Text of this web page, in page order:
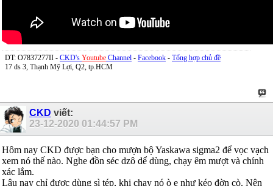
DT: O7837277II - CKD's Youtube Channel - Facebook - Tổng hợp chủ đề
17 ds 3, Thạnh Mỹ Lợi, Q2, tp.HCM
CKD viết:
23-12-2020 01:44:57 PM
Hôm nay CKD được bạn cho mượn bộ Yaskawa sigma2 để vọc vạch
xem nó thế nào. Nghe đồn séc dzô dể dùng, chạy êm mượt và chính
xác lắm.
Lâu nay chỉ được dùng sì tép, khi chạy nó ò e như kéo đờn cò. Nên